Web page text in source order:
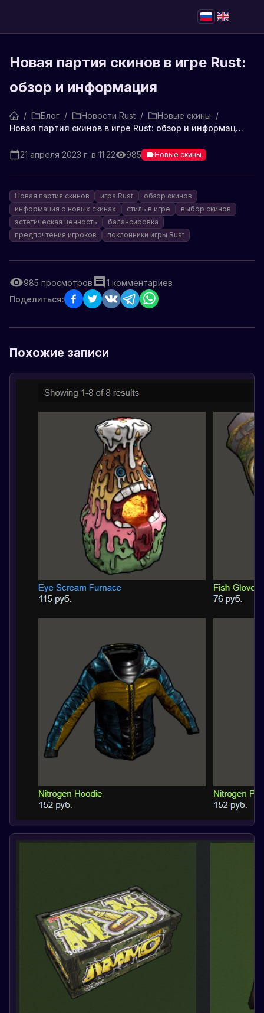
Новая партия скинов в игре Rust:
обзор и информация
/ Блог / Новости Rust / Новые скины /
Новая партия скинов в игре Rust: обзор и информация
21 апреля 2023 г. в 11:22 985 Новые скины
Новая партия скинов игра Rust
обзор скинов
информация о новых скинах
стиль в игре
выбор скинов
эстетическая ценность
балансировка
предпочтения игроков
поклонники игры Rust
985 просмотров 1 комментариев
Поделиться:
Похожие записи